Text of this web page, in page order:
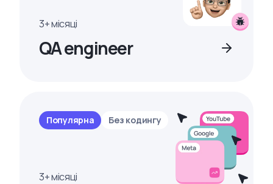
3+ місяці
QA engineer
Популярна Без кодингу
3+ місяці